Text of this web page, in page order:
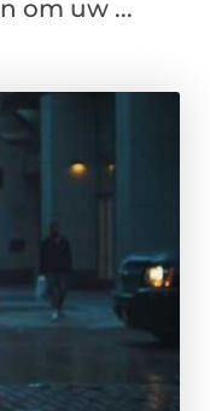
om uw ...